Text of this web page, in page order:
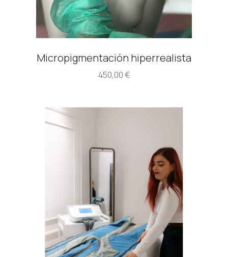
Micropigmentación hiperrealista
450,00€